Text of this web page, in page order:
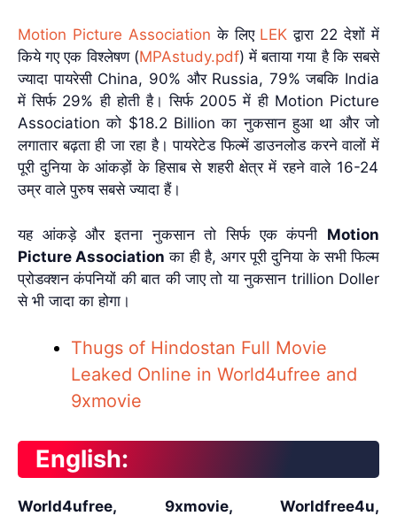
Motion Picture Association के लिए LEK द्वारा 22 देशों में
किये गए एक विश्लेषण (MPAstudy.pdf)में बताया गया है कि सबसे
ज्यादा पायरेसी China, 90% और Russia, 79% जबकि India
में सिर्फ 29% ही होती है। सिर्फ 2005 में ही Motion Picture
Association को $18.2 Billion का नुकसान हुआ था और जो
लगातार बढ़ता ही जा रहा है। पायरेटेड फिल्में डाउनलोड करने वालों में
पूरी दुनिया के आंकड़ों के हिसाब से शहरी क्षेत्र में रहने वाले 16-24
उम्र वाले पुरुष सबसे ज्यादा हैं।
यह आंकड़े और इतना नुकसान तो सिर्फ एक कंपनी Motion
Picture Association का ही है, अगर पूरी दुनिया के सभी फिल्म
प्रोडक्शन कंपनियों की बात की जाए तो या नुकसान trillion Doller
से भी जादा का होगा।
Thugs of Hindostan Full Movie
Leaked Online in World4ufree and
9xmovie
English:
World4ufree, 9xmovie, Worldfree4u,